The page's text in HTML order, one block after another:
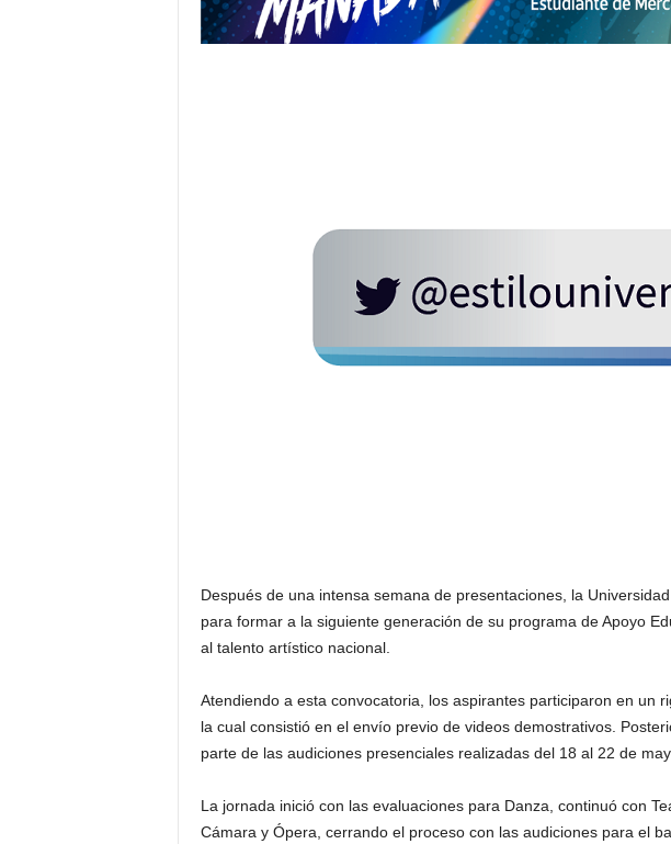
Después de una intensa semana de presentaciones, la
para formar a la siguiente generación de su programa de Apoyo
al talento artístico nacional.
Atendiendo a esta convocatoria, los aspirantes participaron en un
la cual consistió en el envío previo de videos demostrativos.
parte de las audiciones presenciales realizadas del 18 al 22 de
La jornada inició con las evaluaciones para Danza, continuó con
Cámara y Ópera, cerrando el proceso con las audiciones para el